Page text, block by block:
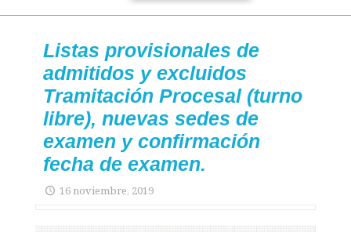
Listas provisionales de
admitidos y excluidos
Tramitación Procesal (turno
libre), nuevas sedes de
examen y confirmación
fecha de examen.
16 noviembre, 2019